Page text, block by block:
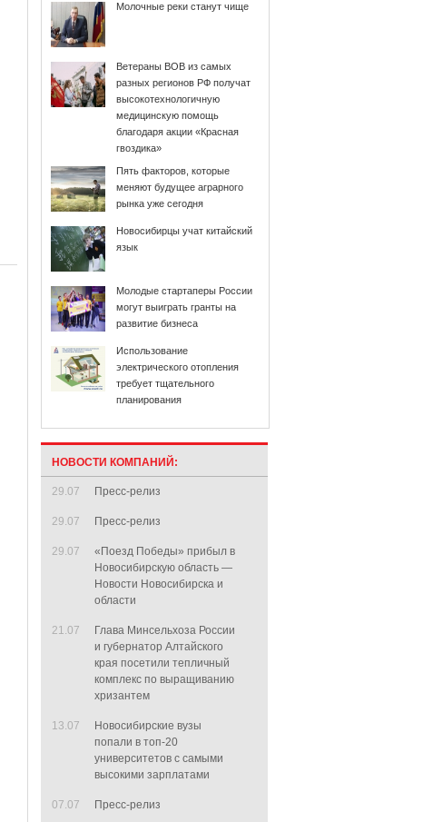
Молочные реки станут чище
Ветераны ВОВ из самых
разных регионов РФ получат
высокотехнологичную
медицинскую помощь
благодаря акции «Красная
гвоздика»
Пять факторов, которые
меняют будущее аграрного
рынка уже сегодня
Новосибирцы учат китайский
язык
Молодые стартаперы России
могут выиграть гранты на
развитие бизнеса
Использование
электрического отопления
требует тщательного
планирования
НОВОСТИ КОМПАНИЙ:
29.07 Пресс-релиз
29.07 Пресс-релиз
29.07
«Поезд Победы» прибыл в
Новосибирскую область —
Новости Новосибирска и
области
21.07
Глава Минсельхоза России
и губернатор Алтайского
края посетили тепличный
комплекс по выращиванию
хризантем
13.07
Новосибирские вузы
попали в топ-20
университетов с самыми
высокими зарплатами
07.07 Пресс-релиз